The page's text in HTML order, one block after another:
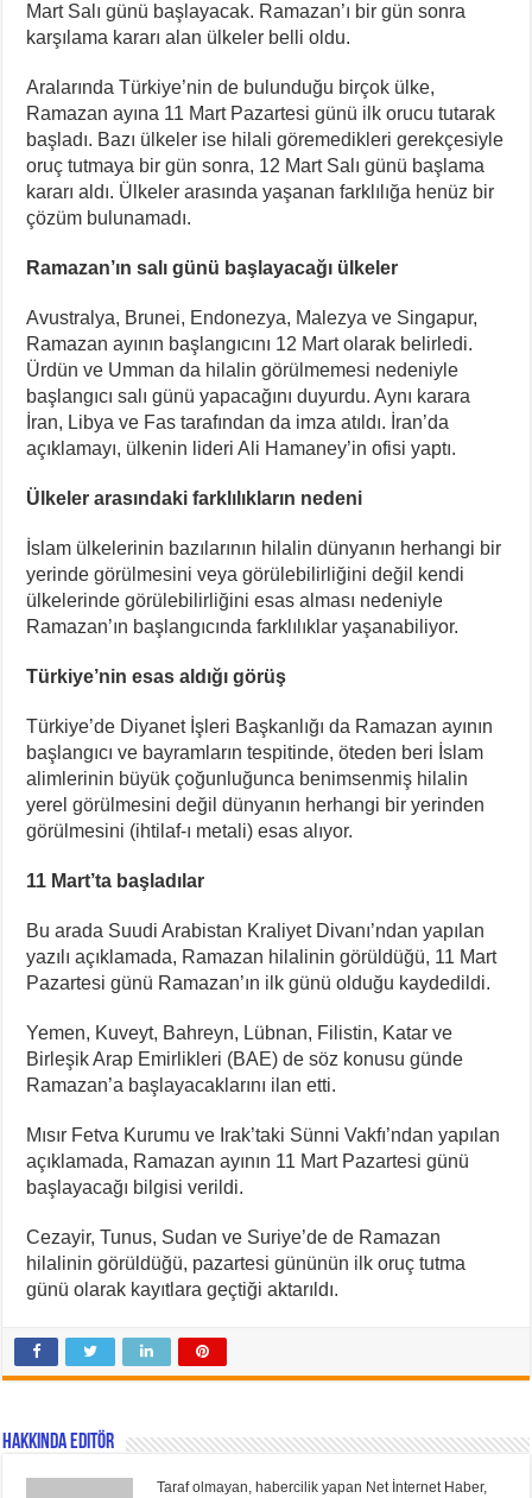
Mart Salı günü başlayacak. Ramazan’ı bir gün sonra
karşılama kararı alan ülkeler belli oldu.
Aralarında Türkiye’nin de bulunduğu birçok ülke,
Ramazan ayına 11 Mart Pazartesi günü ilk orucu tutarak
başladı. Bazı ülkeler ise hilali göremedikleri gerekçesiyle
oruç tutmaya bir gün sonra, 12 Mart Salı günü başlama
kararı aldı. Ülkeler arasında yaşanan farklılığa henüz bir
çözüm bulunamadı.
Ramazan’ın salı günü başlayacağı ülkeler
Avustralya, Brunei, Endonezya, Malezya ve Singapur,
Ramazan ayının başlangıcını 12 Mart olarak belirledi.
Ürdün ve Umman da hilalin görülmemesi nedeniyle
başlangıcı salı günü yapacağını duyurdu. Aynı karara
İran, Libya ve Fas tarafından da imza atıldı. İran’da
açıklamayı, ülkenin lideri Ali Hamaney’in ofisi yaptı.
Ülkeler arasındaki farklılıkların nedeni
İslam ülkelerinin bazılarının hilalin dünyanın herhangi bir
yerinde görülmesini veya görülebilirliğini değil kendi
ülkelerinde görülebilirliğini esas alması nedeniyle
Ramazan’ın başlangıcında farklılıklar yaşanabiliyor.
Türkiye’nin esas aldığı görüş
Türkiye’de Diyanet İşleri Başkanlığı da Ramazan ayının
başlangıcı ve bayramların tespitinde, öteden beri İslam
alimlerinin büyük çoğunluğunca benimsenmiş hilalin
yerel görülmesini değil dünyanın herhangi bir yerinden
görülmesini (ihtilaf-ı metali) esas alıyor.
11 Mart’ta başladılar
Bu arada Suudi Arabistan Kraliyet Divanı’ndan yapılan
yazılı açıklamada, Ramazan hilalinin görüldüğü, 11 Mart
Pazartesi günü Ramazan’ın ilk günü olduğu kaydedildi.
Yemen, Kuveyt, Bahreyn, Lübnan, Filistin, Katar ve
Birleşik Arap Emirlikleri (BAE) de söz konusu günde
Ramazan’a başlayacaklarını ilan etti.
Mısır Fetva Kurumu ve Irak’taki Sünni Vakfı’ndan yapılan
açıklamada, Ramazan ayının 11 Mart Pazartesi günü
başlayacağı bilgisi verildi.
Cezayir, Tunus, Sudan ve Suriye’de de Ramazan
hilalinin görüldüğü, pazartesi gününün ilk oruç tutma
günü olarak kayıtlara geçtiği aktarıldı.
Hakkında Editör
Taraf olmayan, habercilik yapan Net İnternet Haber,